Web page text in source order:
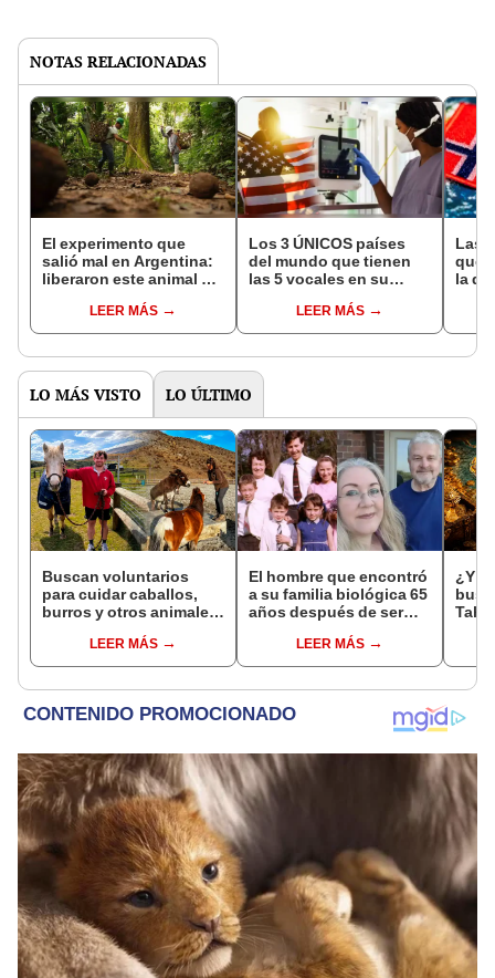
NOTAS RELACIONADAS
El experimento que
salió mal en Argentina:
liberaron este animal y
bosques milenarios de
la Patagonia
LEER MÁS
Los 3 ÚNICOS países
del mundo que tienen
las 5 vocales en su
con unoLEER MÁS
Las
que
la de
LO MÁS VISTO LO ÚLTIMO
Buscan voluntarios
para cuidar caballos,
burros y otros animales
Zelanda: ofrecerán
alojamiento gratis
LEER MÁS
El hombre que encontró
a su familia biológica 65
años después de ser
compasión por mi
madre, hizo lo que
LEER MÁS
¿Y si
de